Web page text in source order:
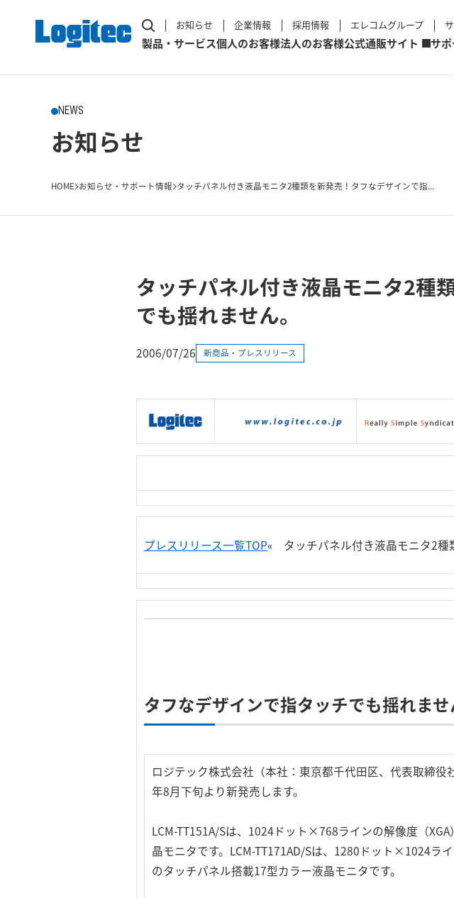
お知らせ 企業情報 採用情報 エレコムグループ
製品・サービス個人のお客様法人のお客様公式通販サイト サ
NEWS
お知らせ
HOME お知らせ・サポート情報 タッチパネル付き液晶モニタ2種類を新発売！タフなデザインで指...
タッチパネル付き液晶モニタ2種
でも揺れません。
2006/07/26 新商品・プレスリリース
プレスリリース一覧TOP« タッチパネル付き液晶モニタ2種
タフなデザインで指タッチでも揺れませ
ロジテック株式会社（本社：東京都千代田区、代表取締
年8月下旬より新発売します。
LCM-TT151A/Sは、1024ドット×768ラインの解像度（
晶モニタです。LCM-TT171AD/Sは、1280ドット×1024ラ
のタッチパネル搭載17型カラー液晶モニタです。